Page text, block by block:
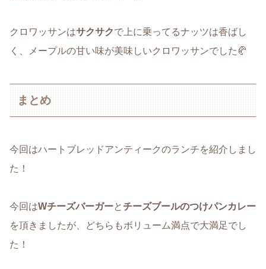
クロワッサンはサクサクで上に乗ってるナッツは香ばし
く、メープルの甘い味が美味しいクロワッサンでした🥐
まとめ
今回はハートブレッドアンティークのランチを紹介しまし
た！
今回はWチーズバーガーとチーズブールのつけパンカレー
を頂きましたが、どちらもボリューム満点で大満足でし
た！